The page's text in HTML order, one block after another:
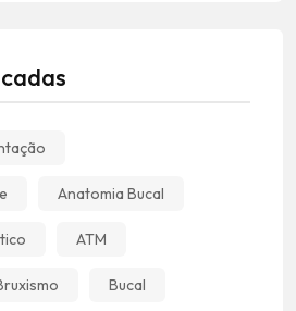
Anatomia Bucal
ATM
Bucal